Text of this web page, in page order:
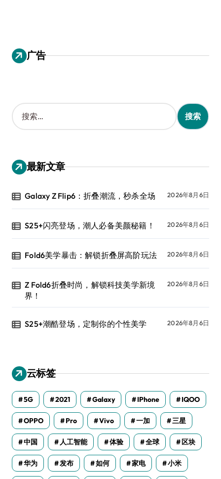
广告
搜
索
：
最新文章
Galaxy Z Flip6：折叠潮流，秒杀全场 2026年8月6日
S25+闪亮登场，潮人必备美颜秘籍！ 2026年8月6日
Fold6美学暴击：解锁折叠屏高阶玩法 2026年8月6日
Z Fold6折叠时尚，解锁科技美学新境
界！
2026年8月6日
S25+潮酷登场，定制你的个性美学 2026年8月6日
云标签
5G 2021 Galaxy IPhone IQOO
OPPO Pro Vivo 一加 三星
中国 人工智能 体验 全球 区块
华为 发布 如何 家电 小米